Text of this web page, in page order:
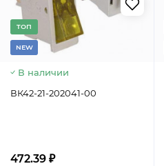
TОП
NEW
В наличии
ВК42-21-202041-00
472.39 ₽